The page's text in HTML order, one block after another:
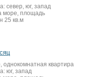
север, юг, запад
море, площадь
25 кв.м
квартира
юг, запад